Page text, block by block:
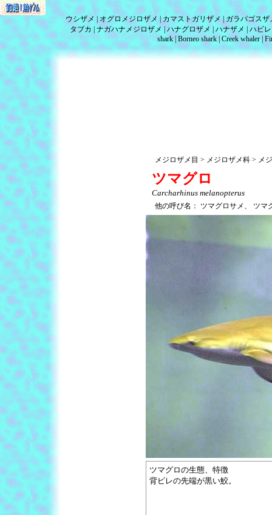
メジロザメ目 メジロザメ科 メ
ツマグロ
Carcharhinus melanopterus
他の呼び名： ツマグロサメ、 ツマ
ツマグロの生態、特徴
背ビレの先端が黒い鮫。
ウシザメ オグロメジロザメ カマストガリザメ ガラパゴスザ
タブカ
ナガハナメジロザメ ハナグロザメ ハナザメ
ハビレ
shark Borneo shark Creek whaler